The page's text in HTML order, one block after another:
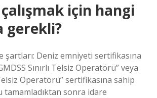
için hangi
gerekli?
şartları: Deniz emniyeti sertifikasına
Sınırlı Telsiz Operatörü” veya
Operatörü” sertifikasına sahip
tamamladıktan sonra idare